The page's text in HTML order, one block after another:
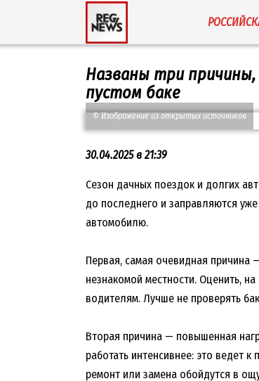
содержанию
Названы три
пустом баке
© Изображение из открытых источников
30.04.2025 в 21:39
Сезон дачных поездок и долгих
до последнего и заправляются
автомобилю.
Первая, самая очевидная причина
незнакомой местности. Оценить,
водителям. Лучше не проверять
Вторая причина — повышенная
работать интенсивнее: это ведет
ремонт или замена обойдутся в